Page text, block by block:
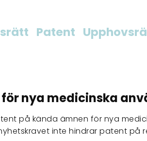
Patent
nya medicinska
på kända ämnen för nya
inte hindrar patent på